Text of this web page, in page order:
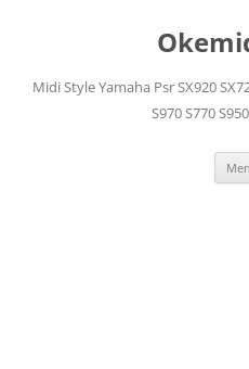
Midi Style Yamaha Psr SX920
S970 S770